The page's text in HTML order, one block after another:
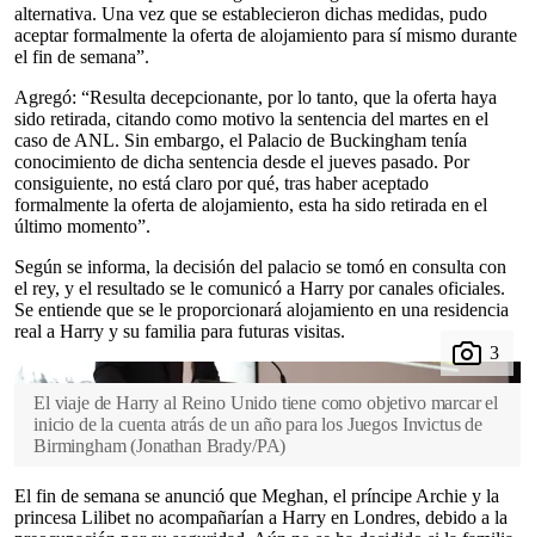
alternativa. Una vez que se establecieron dichas medidas, pudo
aceptar formalmente la oferta de alojamiento para sí mismo durante
el fin de semana”.
Agregó: “Resulta decepcionante, por lo tanto, que la oferta haya
sido retirada, citando como motivo la sentencia del martes en el
caso de ANL. Sin embargo, el Palacio de Buckingham tenía
conocimiento de dicha sentencia desde el jueves pasado. Por
consiguiente, no está claro por qué, tras haber aceptado
formalmente la oferta de alojamiento, esta ha sido retirada en el
último momento”.
Según se informa, la decisión del palacio se tomó en consulta con
el rey, y el resultado se le comunicó a Harry por canales oficiales.
Se entiende que se le proporcionará alojamiento en una residencia
real a Harry y su familia para futuras visitas.
El viaje de Harry al Reino Unido tiene como objetivo marcar el
inicio de la cuenta atrás de un año para los Juegos Invictus de
Birmingham (Jonathan Brady/PA)
El fin de semana se anunció que Meghan, el príncipe Archie y la
princesa Lilibet no acompañarían a Harry en Londres, debido a la